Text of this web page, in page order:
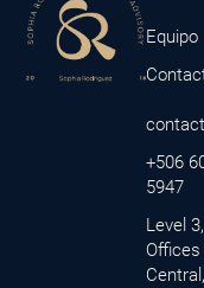
Equipo
+506
5947
Level
Offices